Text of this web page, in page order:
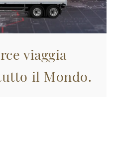
viaggia
il Mondo.